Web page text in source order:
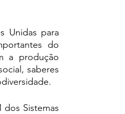
Unidas para
do
a produção
saberes
Sistemas